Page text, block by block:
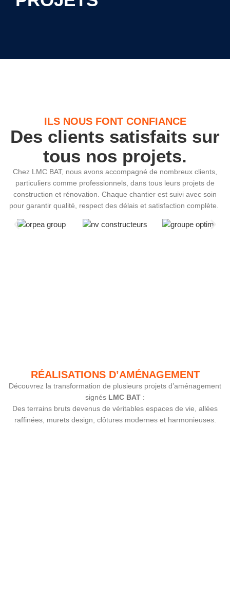
ILS NOUS FONT CONFIANCE
Des clients satisfaits sur
tous nos projets.
Chez LMC BAT, nous avons accompagné de nombreux clients,
particuliers comme professionnels, dans tous leurs projets de
construction et rénovation. Chaque chantier est suivi avec soin
pour garantir qualité, respect des délais et satisfaction complète.
RÉALISATIONS D’AMÉNAGEMENT
Découvrez la transformation de plusieurs projets d’aménagement
signés LMC BAT :
Des terrains bruts devenus de véritables espaces de vie, allées
raffinées, murets design, clôtures modernes et harmonieuses.